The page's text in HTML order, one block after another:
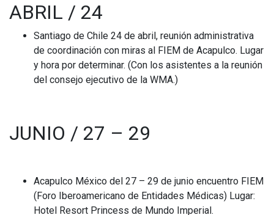
ABRIL / 24
Santiago de Chile 24 de abril, reunión administrativa
de coordinación con miras al FIEM de Acapulco. Lugar
y hora por determinar. (Con los asistentes a la reunión
del consejo ejecutivo de la WMA.)
JUNIO / 27 – 29
Acapulco México del 27 – 29 de junio encuentro FIEM
(Foro Iberoamericano de Entidades Médicas) Lugar:
Hotel Resort Princess de Mundo Imperial.